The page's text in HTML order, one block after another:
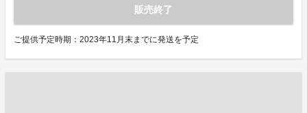
販売終了
ご提供予定時期：2023年11月末までに発送を予定